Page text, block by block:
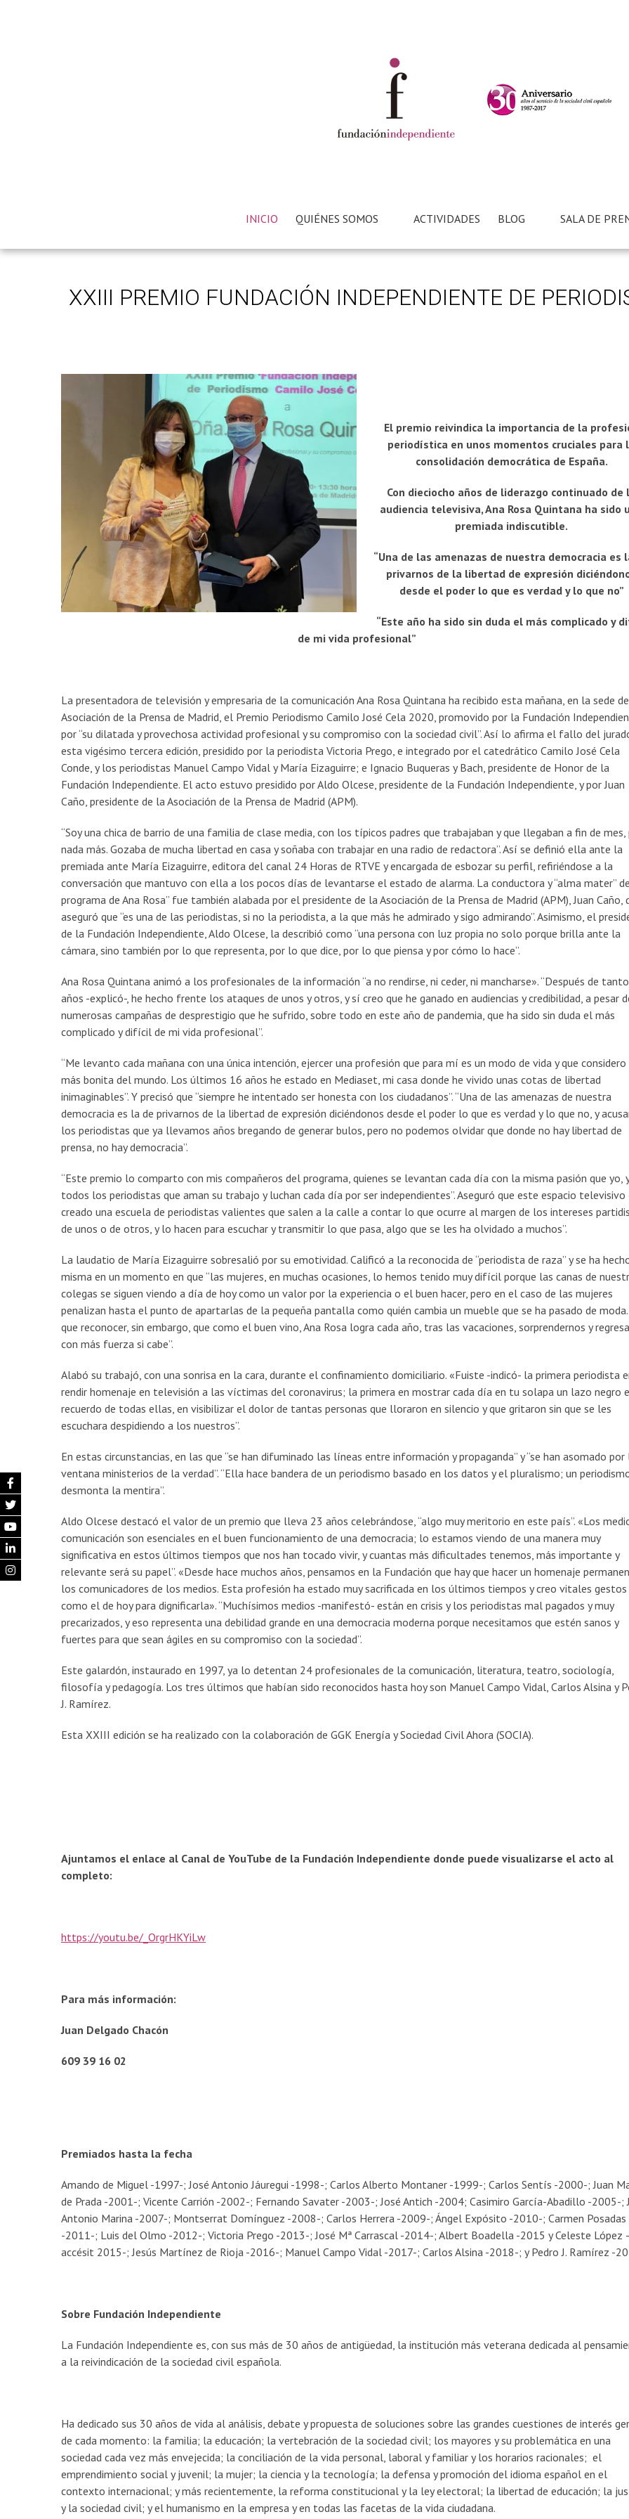
INICIO QUIÉNES SOMOS ACTIVIDADES BLOG SALA DE
XXIII PREMIO FUNDACIÓN INDEPENDIENTE DE
El premio reivindica la importancia de la
periodística en unos momentos cruciales para
consolidación democrática de España.
Con dieciocho años de liderazgo continuado de
audiencia televisiva, Ana Rosa Quintana ha sido
premiada indiscutible.
“Una de las amenazas de nuestra democracia es
privarnos de la libertad de expresión
desde el poder lo que es verdad y lo que no”
“Este año ha sido sin duda el más complicado y
de mi vida profesional”
La presentadora de televisión y empresaria de la comunicación Ana Rosa Quintana ha recibido esta mañana, en la sede
Asociación de la Prensa de Madrid, el Premio Periodismo Camilo José Cela 2020, promovido por la Fundación
por “su dilatada y provechosa actividad profesional y su compromiso con la sociedad civil”. Así lo afirma el fallo del
esta vigésimo tercera edición, presidido por la periodista Victoria Prego, e integrado por el catedrático Camilo José Cela
Conde, y los periodistas Manuel Campo Vidal y María Eizaguirre; e Ignacio Buqueras y Bach, presidente de Honor de la
Fundación Independiente. El acto estuvo presidido por Aldo Olcese, presidente de la Fundación Independiente, y por Juan
Caño, presidente de la Asociación de la Prensa de Madrid (APM).
“Soy una chica de barrio de una familia de clase media, con los típicos padres que trabajaban y que llegaban a fin de mes,
nada más. Gozaba de mucha libertad en casa y soñaba con trabajar en una radio de redactora”. Así se definió ella ante la
premiada ante María Eizaguirre, editora del canal 24 Horas de RTVE y encargada de esbozar su perfil, refiriéndose a la
conversación que mantuvo con ella a los pocos días de levantarse el estado de alarma. La conductora y “alma mater”
programa de Ana Rosa” fue también alabada por el presidente de la Asociación de la Prensa de Madrid (APM), Juan Caño,
aseguró que “es una de las periodistas, si no la periodista, a la que más he admirado y sigo admirando”. Asimismo, el
de la Fundación Independiente, Aldo Olcese, la describió como “una persona con luz propia no solo porque brilla ante la
cámara, sino también por lo que representa, por lo que dice, por lo que piensa y por cómo lo hace”.
Ana Rosa Quintana animó a los profesionales de la información “a no rendirse, ni ceder, ni mancharse». “Después de
años -explicó-, he hecho frente los ataques de unos y otros, y sí creo que he ganado en audiencias y credibilidad, a pesar
numerosas campañas de desprestigio que he sufrido, sobre todo en este año de pandemia, que ha sido sin duda el más
complicado y difícil de mi vida profesional”.
“Me levanto cada mañana con una única intención, ejercer una profesión que para mí es un modo de vida y que
más bonita del mundo. Los últimos 16 años he estado en Mediaset, mi casa donde he vivido unas cotas de libertad
inimaginables”. Y precisó que “siempre he intentado ser honesta con los ciudadanos”. “Una de las amenazas de nuestra
democracia es la de privarnos de la libertad de expresión diciéndonos desde el poder lo que es verdad y lo que no, y
los periodistas que ya llevamos años bregando de generar bulos, pero no podemos olvidar que donde no hay libertad de
prensa, no hay democracia”.
“Este premio lo comparto con mis compañeros del programa, quienes se levantan cada día con la misma pasión que yo,
todos los periodistas que aman su trabajo y luchan cada día por ser independientes”. Aseguró que este espacio televisivo
creado una escuela de periodistas valientes que salen a la calle a contar lo que ocurre al margen de los intereses
de unos o de otros, y lo hacen para escuchar y transmitir lo que pasa, algo que se les ha olvidado a muchos”.
La laudatio de María Eizaguirre sobresalió por su emotividad. Calificó a la reconocida de “periodista de raza” y se ha
misma en un momento en que “las mujeres, en muchas ocasiones, lo hemos tenido muy difícil porque las canas de
colegas se siguen viendo a día de hoy como un valor por la experiencia o el buen hacer, pero en el caso de las mujeres
penalizan hasta el punto de apartarlas de la pequeña pantalla como quién cambia un mueble que se ha pasado de
que reconocer, sin embargo, que como el buen vino, Ana Rosa logra cada año, tras las vacaciones, sorprendernos y
con más fuerza si cabe”.
Alabó su trabajó, con una sonrisa en la cara, durante el confinamiento domiciliario. «Fuiste -indicó- la primera periodista
rendir homenaje en televisión a las víctimas del coronavirus; la primera en mostrar cada día en tu solapa un lazo negro
recuerdo de todas ellas, en visibilizar el dolor de tantas personas que lloraron en silencio y que gritaron sin que se les
escuchara despidiendo a los nuestros”.
En estas circunstancias, en las que “se han difuminado las líneas entre información y propaganda” y “se han asomado por
ventana ministerios de la verdad”. “Ella hace bandera de un periodismo basado en los datos y el pluralismo; un
desmonta la mentira”.
Aldo Olcese destacó el valor de un premio que lleva 23 años celebrándose, “algo muy meritorio en este país”. «Los
comunicación son esenciales en el buen funcionamiento de una democracia; lo estamos viendo de una manera muy
significativa en estos últimos tiempos que nos han tocado vivir, y cuantas más dificultades tenemos, más importante y
relevante será su papel”. «Desde hace muchos años, pensamos en la Fundación que hay que hacer un homenaje
los comunicadores de los medios. Esta profesión ha estado muy sacrificada en los últimos tiempos y creo vitales gestos
como el de hoy para dignificarla». “Muchísimos medios -manifestó- están en crisis y los periodistas mal pagados y muy
precarizados, y eso representa una debilidad grande en una democracia moderna porque necesitamos que estén sanos y
fuertes para que sean ágiles en su compromiso con la sociedad”.
Este galardón, instaurado en 1997, ya lo detentan 24 profesionales de la comunicación, literatura, teatro, sociología,
filosofía y pedagogía. Los tres últimos que habían sido reconocidos hasta hoy son Manuel Campo Vidal, Carlos Alsina y
J. Ramírez.
Esta XXIII edición se ha realizado con la colaboración de GGK Energía y Sociedad Civil Ahora (SOCIA).
Ajuntamos el enlace al Canal de YouTube de la Fundación Independiente donde puede visualizarse el acto al
completo:
https://youtu.be/_OrgrHKYiLw
Para más información:
Juan Delgado Chacón
609 39 16 02
Premiados hasta la fecha
Amando de Miguel -1997-; José Antonio Jáuregui -1998-; Carlos Alberto Montaner -1999-; Carlos Sentís -2000-; Juan
de Prada -2001-; Vicente Carrión -2002-; Fernando Savater -2003-; José Antich -2004; Casimiro García-Abadillo -2005-;
Antonio Marina -2007-; Montserrat Domínguez -2008-; Carlos Herrera -2009-; Ángel Expósito -2010-; Carmen Posadas
-2011-; Luis del Olmo -2012-; Victoria Prego -2013-; José Mª Carrascal -2014-; Albert Boadella -2015 y Celeste López
accésit 2015-; Jesús Martínez de Rioja -2016-; Manuel Campo Vidal -2017-; Carlos Alsina -2018-; y Pedro J. Ramírez -
Sobre Fundación Independiente
La Fundación Independiente es, con sus más de 30 años de antigüedad, la institución más veterana dedicada al
a la reivindicación de la sociedad civil española.
Ha dedicado sus 30 años de vida al análisis, debate y propuesta de soluciones sobre las grandes cuestiones de interés
de cada momento: la familia; la educación; la vertebración de la sociedad civil; los mayores y su problemática en una
sociedad cada vez más envejecida; la conciliación de la vida personal, laboral y familiar y los horarios racionales; el
emprendimiento social y juvenil; la mujer; la ciencia y la tecnología; la defensa y promoción del idioma español en el
contexto internacional; y más recientemente, la reforma constitucional y la ley electoral; la libertad de educación; la
y la sociedad civil; y el humanismo en la empresa y en todas las facetas de la vida ciudadana.